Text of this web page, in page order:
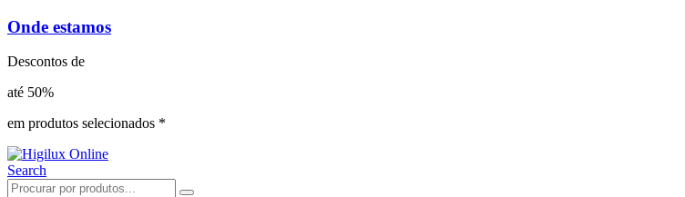
Onde estamos
Descontos de
até 50%
em produtos selecionados *
Search